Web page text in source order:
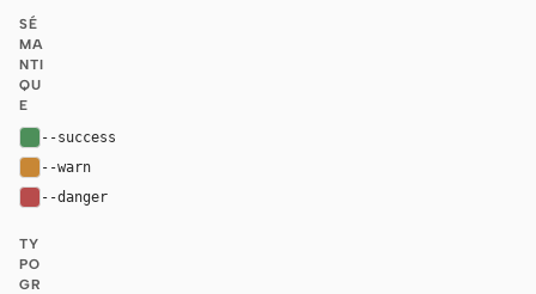
SÉ
MA
NTI
QU
E
--success
--warn
--danger
TY
PO
GR